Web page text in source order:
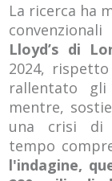
La ricerca ha
Lloyd’s di
2024,
rallentato
mentre,
una crisi di
tempo
l'indagine,